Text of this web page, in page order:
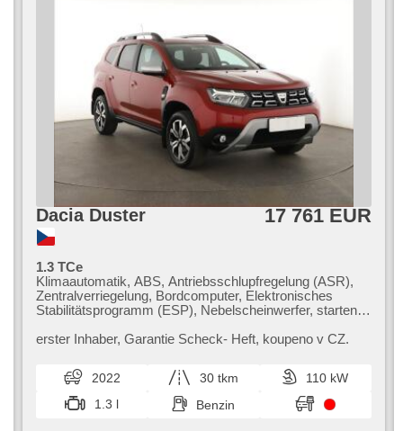
Dacia Duster 17 761 EUR
1.3 TCe
Klimaautomatik, ABS, Antriebsschlupfregelung (ASR),
Zentralverriegelung, Bordcomputer, Elektronisches
Stabilitätsprogramm (ESP), Nebelscheinwerfer, starten
6x Airbag, Parkassistent, Servolenkung, El.
Automatikgetriebe
erster Inhaber,​ Garantie Scheck​- Heft,​ koupeno v CZ.
2022 30 tkm
110 kW
1.3 l
Benzin